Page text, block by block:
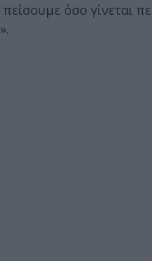
όσο γίνεται